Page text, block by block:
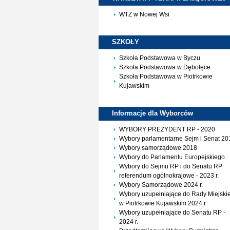
WTZ w Nowej Wsi
SZKOŁY
Szkoła Podstawowa w Byczu
Szkoła Podstawowa w Dębołęce
Szkoła Podstawowa w Piotrkowie
Kujawskim
Informacje dla Wyborców
WYBORY PREZYDENT RP - 2020
Wybory parlamentarne Sejm i Senat
Wybory samorządowe 2018
Wybory do Parlamentu Europejskiego
Wybory do Sejmu RP i do Senatu RP
referendum ogólnokrajowe - 2023 r.
Wybory Samorządowe 2024 r.
Wybory uzupełniające do Rady
w Piotrkowie Kujawskim 2024 r.
Wybory uzupełniające do Senatu RP -
2024 r.